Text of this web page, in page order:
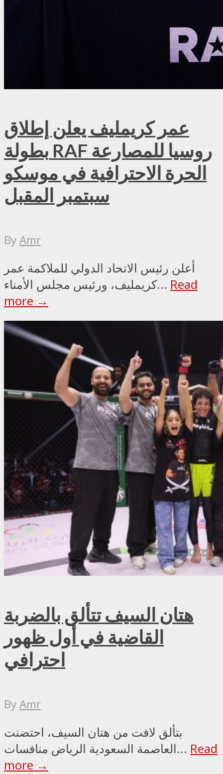
عمر كريمليف يعلن إطلاق
بطولة RAF روسيا للمصارعة
الحرة الاحترافية في موسكو
سبتمبر المقبل
ByAmr
أعلن رئيس الاتحاد الدولي للملاكمة عمر
كريمليف، ورئيس مجلس الأمناء... Read
more →
هتان السيف تتألق بالضربة
القاضية في أول ظهور
احترافي
ByAmr
بتألق لافت من هتان السيف، احتضنت
العاصمة السعودية الرياض منافسات... Read
more →